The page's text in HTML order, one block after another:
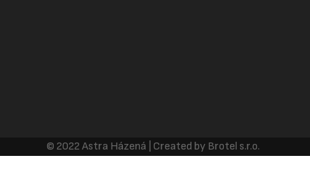
© 2022 Astra Házená | Created by Brotel s.r.o.